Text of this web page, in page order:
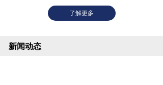
了解更多
新闻动态